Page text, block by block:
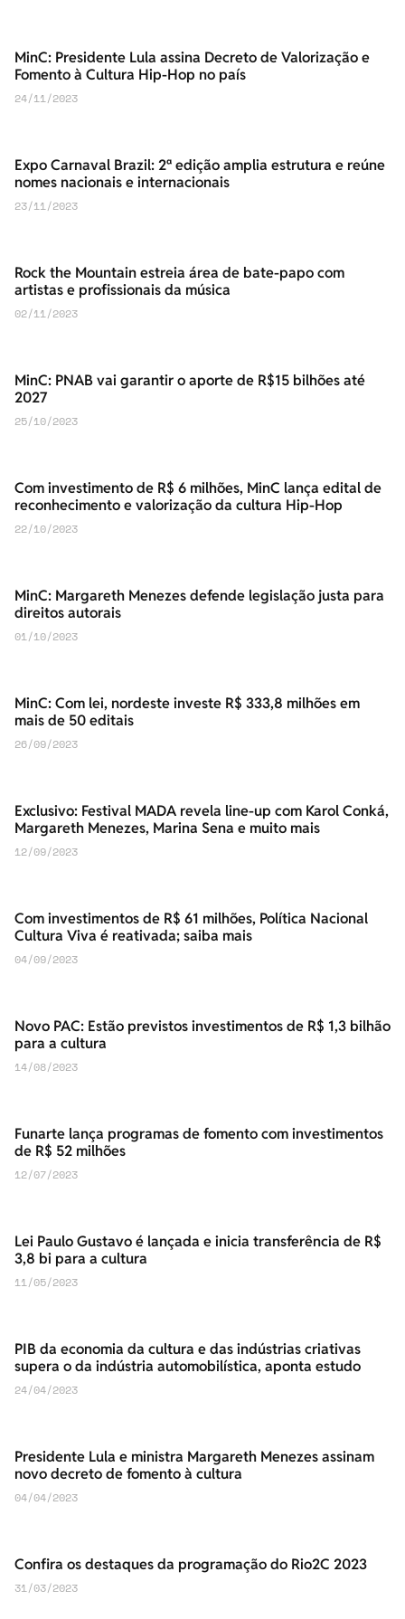
MinC: Presidente Lula assina Decreto de Valorização e
Fomento à Cultura Hip-Hop no país
24/11/2023
Expo Carnaval Brazil: 2ª edição amplia estrutura e reúne
nomes nacionais e internacionais
23/11/2023
Rock the Mountain estreia área de bate-papo com
artistas e profissionais da música
02/11/2023
MinC: PNAB vai garantir o aporte de R$15 bilhões até
2027
25/10/2023
Com investimento de R$ 6 milhões, MinC lança edital de
reconhecimento e valorização da cultura Hip-Hop
22/10/2023
MinC: Margareth Menezes defende legislação justa para
direitos autorais
01/10/2023
MinC: Com lei, nordeste investe R$ 333,8 milhões em
mais de 50 editais
26/09/2023
Exclusivo: Festival MADA revela line-up com Karol Conká,
Margareth Menezes, Marina Sena e muito mais
12/09/2023
Com investimentos de R$ 61 milhões, Política Nacional
Cultura Viva é reativada; saiba mais
04/09/2023
Novo PAC: Estão previstos investimentos de R$ 1,3 bilhão
para a cultura
14/08/2023
Funarte lança programas de fomento com investimentos
de R$ 52 milhões
12/07/2023
Lei Paulo Gustavo é lançada e inicia transferência de R$
3,8 bi para a cultura
11/05/2023
PIB da economia da cultura e das indústrias criativas
supera o da indústria automobilística, aponta estudo
24/04/2023
Presidente Lula e ministra Margareth Menezes assinam
novo decreto de fomento à cultura
04/04/2023
Confira os destaques da programação do Rio2C 2023
31/03/2023